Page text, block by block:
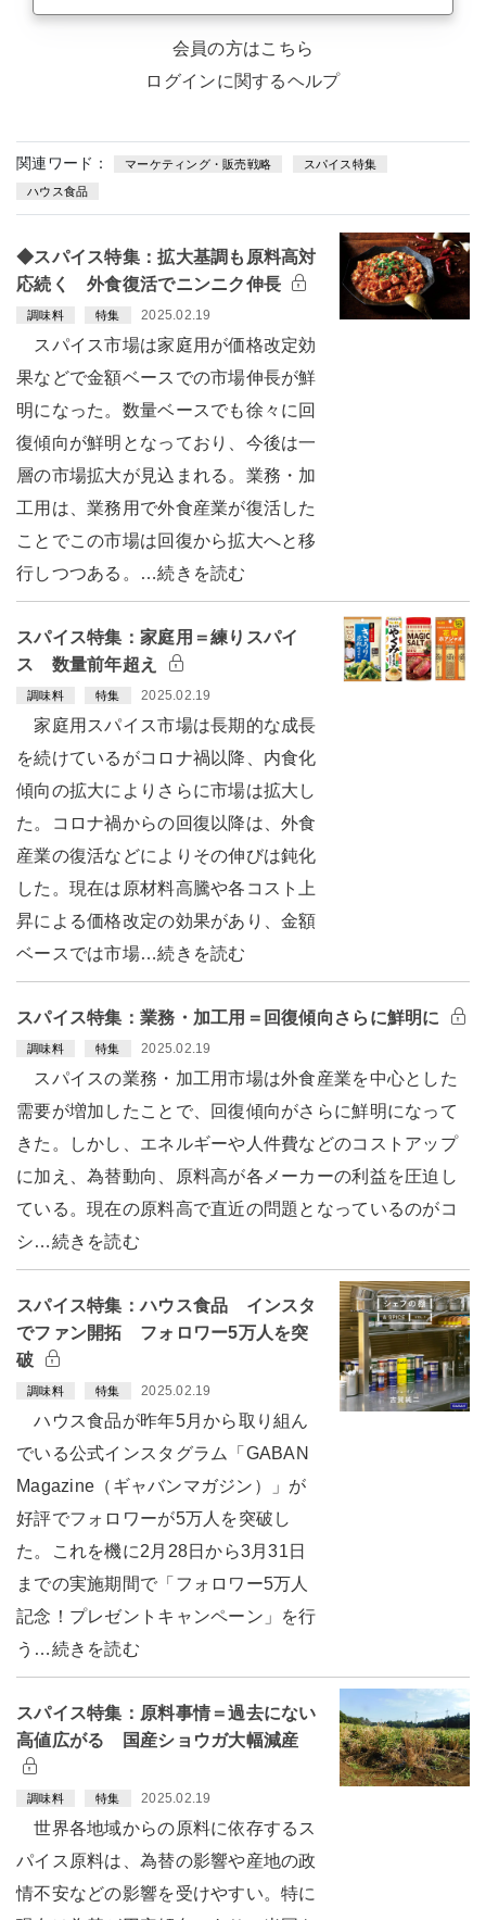
会員の方はこちら
ログインに関するヘルプ
関連ワード： マーケティング・販売戦略 スパイス特集
ハウス食品
◆スパイス特集：拡大基調も原料高対
応続く 外食復活でニンニク伸長
調味料 特集 2025.02.19
スパイス市場は家庭用が価格改定効
果などで金額ベースでの市場伸長が鮮
明になった。数量ベースでも徐々に回
復傾向が鮮明となっており、今後は一
層の市場拡大が見込まれる。業務・加
工用は、業務用で外食産業が復活した
ことでこの市場は回復から拡大へと移
行しつつある。…続きを読む
スパイス特集：家庭用＝練りスパイ
ス 数量前年超え
調味料 特集 2025.02.19
家庭用スパイス市場は長期的な成長
を続けているがコロナ禍以降、内食化
傾向の拡大によりさらに市場は拡大し
た。コロナ禍からの回復以降は、外食
産業の復活などによりその伸びは鈍化
した。現在は原材料高騰や各コスト上
昇による価格改定の効果があり、金額
ベースでは市場…続きを読む
スパイス特集：業務・加工用＝回復傾向さらに鮮明に
調味料 特集 2025.02.19
スパイスの業務・加工用市場は外食産業を中心とした
需要が増加したことで、回復傾向がさらに鮮明になって
きた。しかし、エネルギーや人件費などのコストアップ
に加え、為替動向、原料高が各メーカーの利益を圧迫し
ている。現在の原料高で直近の問題となっているのがコ
シ…続きを読む
スパイス特集：ハウス食品 インスタ
でファン開拓 フォロワー5万人を突
破
調味料 特集 2025.02.19
ハウス食品が昨年5月から取り組ん
でいる公式インスタグラム「GABAN
Magazine（ギャバンマガジン）」が
好評でフォロワーが5万人を突破し
た。これを機に2月28日から3月31日
までの実施期間で「フォロワー5万人
記念！プレゼントキャンペーン」を行
う…続きを読む
スパイス特集：原料事情＝過去にない
高値広がる 国産ショウガ大幅減産
調味料 特集 2025.02.19
世界各地域からの原料に依存するス
パイス原料は、為替の影響や産地の政
情不安などの影響を受けやすい。特に